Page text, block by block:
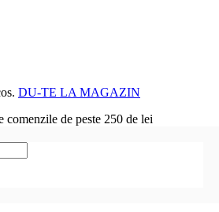
DU-TE LA MAGAZIN
comenzile de peste 250 de lei